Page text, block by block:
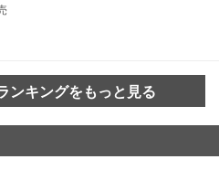
ンキングをもっと見る